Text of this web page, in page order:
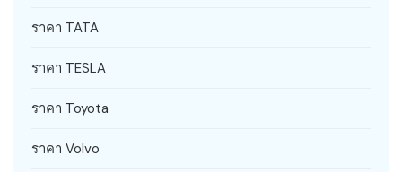
ราคา TATA
ราคา TESLA
ราคา Toyota
ราคา Volvo